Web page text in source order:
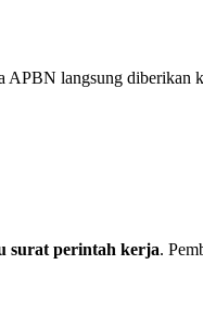
APBN langsung diberikan
surat perintah kerja.